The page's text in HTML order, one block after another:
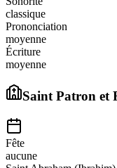
classique
Prononciation
moyenne
Écriture
moyenne
Saint Patron et
Fête
aucune